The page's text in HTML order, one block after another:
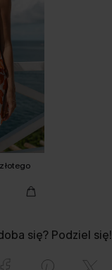
się? Podziel się!